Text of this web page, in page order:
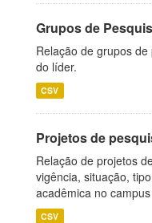
Grupos de
Relação de grupos
do líder.
CSV
Projetos de
Relação de projetos
vigência, situação,
acadêmica no
CSV